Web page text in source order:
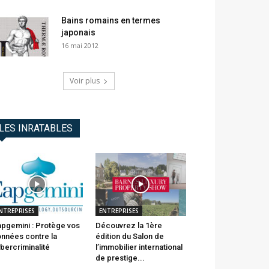
Bains romains en termes
japonais
16 mai 2012
Voir plus
INRATABLES
: Protège vos
contre la
ENTREPRISES
Découvrez la 1ère
édition du Salon de
l’immobilier international
de prestige...